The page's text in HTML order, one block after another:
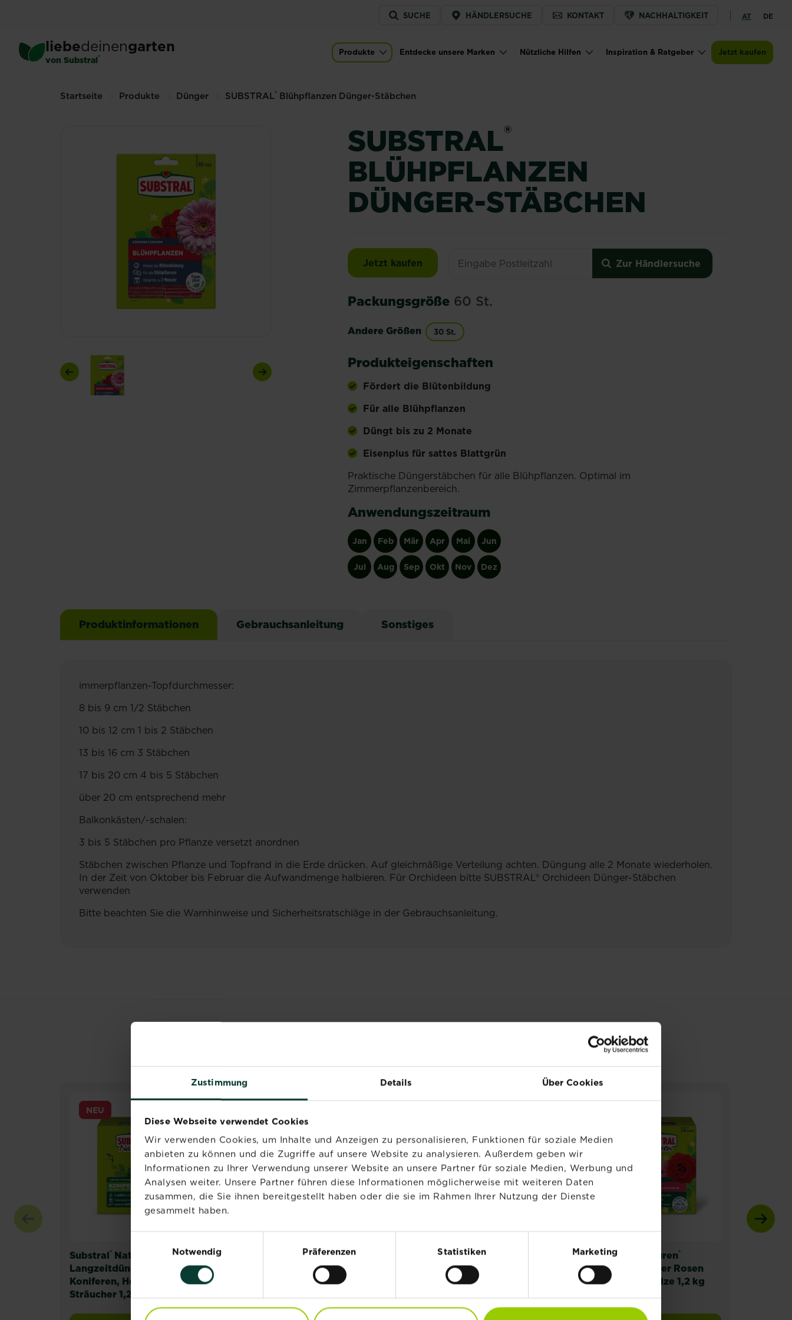
Zustimmung Details Über Cookies
Diese Webseite verwendet Cookies
Wir verwenden Cookies, um Inhalte und Anzeigen zu personalisieren, Funktionen für soziale Medien
anbieten zu können und die Zugriffe auf unsere Website zu analysieren. Außerdem geben wir
Informationen zu Ihrer Verwendung unserer Website an unsere Partner für soziale Medien, Werbung und
Analysen weiter. Unsere Partner führen diese Informationen möglicherweise mit weiteren Daten
zusammen, die Sie ihnen bereitgestellt haben oder die sie im Rahmen Ihrer Nutzung der Dienste
gesammelt haben.
Notwendig
Präferenzen Statistiken Marketing
content
Service
menu
SUCHE HÄNDLERSUCHE KONTAKT NACHHALTIGKEIT AT DE
liebedeinengarten
von Substral® Main navigation
Produkte Entdecke unsere Marken Nützliche Hilfen Inspiration & Ratgeber Jetzt kaufen
Startseite Produkte Dünger SUBSTRAL® Blühpflanzen Dünger-Stäbchen
Previous Next
SUBSTRAL®
BLÜHPFLANZEN
DÜNGER-STÄBCHEN
Jetzt kaufen SUBSTRAL® Blühpflanzen Dünger-StäbchenZur Händlersuche
Packungsgröße 60 St.
Andere Größen 30 St.
Produkteigenschaften
Fördert die Blütenbildung
Für alle Blühpflanzen
Düngt bis zu 2 Monate
Eisenplus für sattes Blattgrün
Praktische Düngerstäbchen für alle Blühpflanzen. Optimal im
Zimmerpflanzenbereich.
Anwendungszeitraum
Jan Feb Mär Apr Mai Jun
Jul Aug Sep Okt Nov Dez
Produktinformationen Gebrauchsanleitung Sonstiges
immerpflanzen-Topfdurchmesser:
8 bis 9 cm 1/2 Stäbchen
10 bis 12 cm 1 bis 2 Stäbchen
13 bis 16 cm 3 Stäbchen
17 bis 20 cm 4 bis 5 Stäbchen
über 20 cm entsprechend mehr
Balkonkästen/-schalen:
3 bis 5 Stäbchen pro Pflanze versetzt anordnen
Stäbchen zwischen Pflanze und Topfrand in die Erde drücken. Auf gleichmäßige Verteilung achten. Düngung alle 2 Monate wiederholen.
In der Zeit von Oktober bis Februar die Aufwandmenge halbieren. Für Orchideen bitte SUBSTRAL® Orchideen Dünger-Stäbchen
verwenden
Bitte beachten Sie die Warnhinweise und Sicherheitsratschläge in der Gebrauchsanleitung.
SUBSTRAL Blühpflanzen Dünger-Stäbchen
60 St. (Andere Größen verfügbar)
Jetzt kaufenSUBSTRAL® Blühpflanzen Dünger-Stäbchen
Zur Händlersuche
Substral® Naturen
Langzeitdünger
Koniferen, Hecken und
Sträucher 1,2 kg
NEU
Naturen®
Langzeitdünger
Rhododendron,
1,2 kg
Substral®Naturen
Langzeitdünger Zitrus
und mediterrane Pflanzen
Substral Naturen®
Langzeitdünger Rosen
und Blühgehölze 1,2 kg